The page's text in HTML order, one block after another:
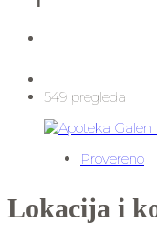
549 pregleda
Provereno
Lokacija i